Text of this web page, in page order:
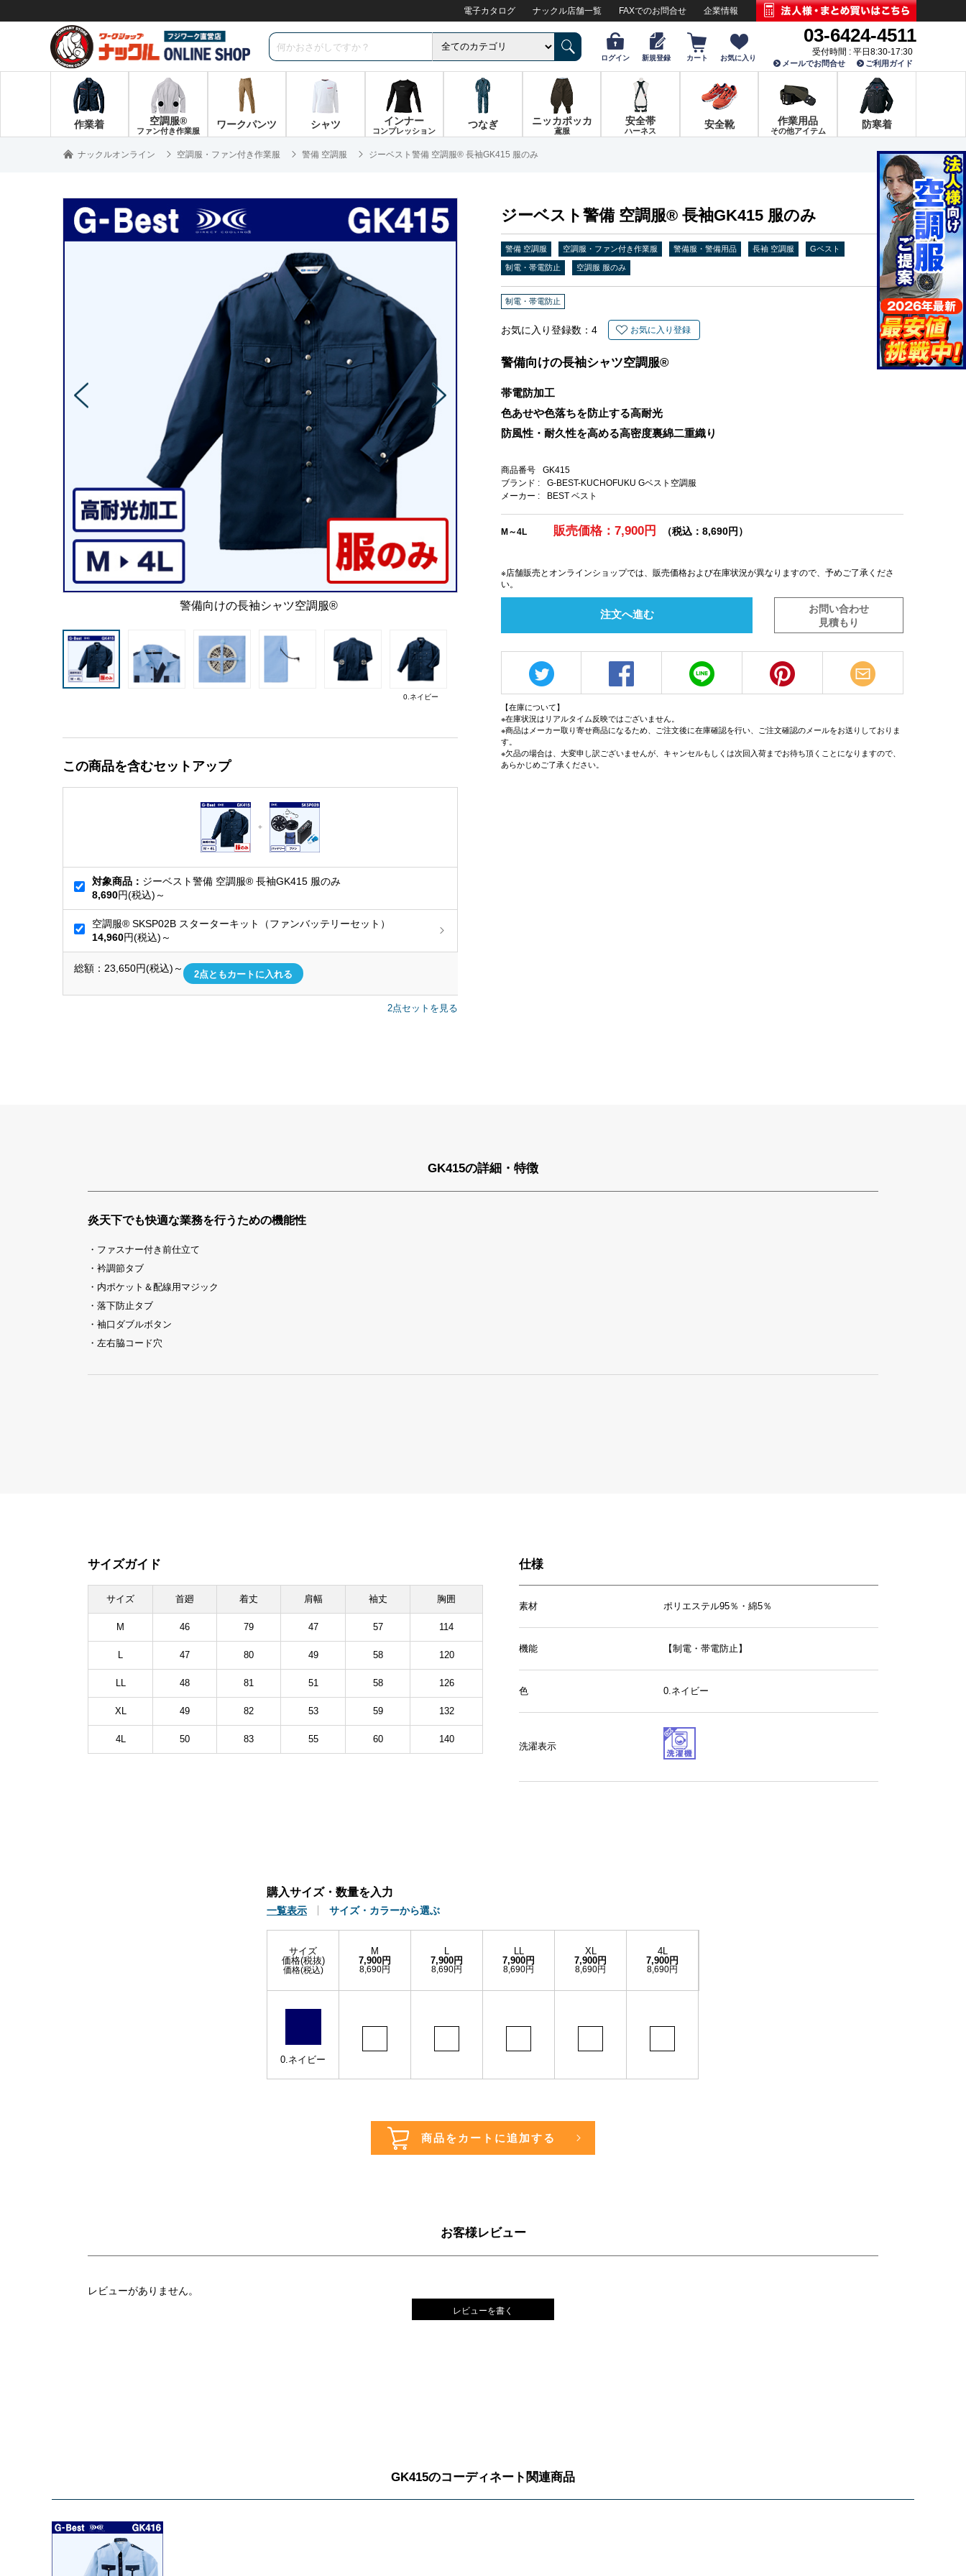
電子カタログ ナックル店舗一覧 FAXでのお問合せ 企業情報
ログイン 新規登録 カート お気に入り
03-6424-4511
受付時間 : 平日8:30-17:30
メールでお問合せ ご利用ガイド
作業着 空調服®
ファン付き作業服
ワークパンツ シャツ インナー
コンプレッション
つなぎ ニッカポッカ
鳶服
安全帯
ハーネス
安全靴 作業用品
その他アイテム
防寒着
ナックルオンライン 空調服・ファン付き作業服 警備 空調服 ジーベスト警備 空調服® 長袖GK415 服のみ
警備向けの長袖シャツ空調服®
0.ネイビー
この商品を含むセットアップ
対象商品： ジーベスト警備 空調服® 長袖GK415 服のみ
8,690円(税込)～
空調服® SKSP02B スターターキット（ファンバッテリーセット）
14,960円(税込)～
総額： 23,650円(税込)～
2点ともカートに入れる
2点セットを見る
ジーベスト警備 空調服® 長袖GK415 服のみ
警備 空調服 空調服・ファン付き作業服 警備服・警備用品 長袖 空調服 Gベスト
制電・帯電防止 空調服 服のみ
制電・帯電防止
お気に入り登録数： 4 お気に入り登録
警備向けの長袖シャツ空調服®
帯電防加工
色あせや色落ちを防止する高耐光
防風性・耐久性を高める高密度裏綿二重織り
商品番号
GK415
ブランド :
G-BEST-KUCHOFUKU Gベスト空調服
メーカー :
BEST ベスト
M～4L 販売価格：7,900円 （税込：8,690円）
※店舗販売とオンラインショップでは、販売価格および在庫状況が異なりますので、予めご了承くださ
い。
注文へ進む
お問い合わせ
見積もり
【在庫について】
※在庫状況はリアルタイム反映ではございません。
※商品はメーカー取り寄せ商品になるため、ご注文後に在庫確認を行い、ご注文確認のメールをお送りしておりま
す。
※欠品の場合は、大変申し訳ございませんが、キャンセルもしくは次回入荷までお待ち頂くことになりますので、
あらかじめご了承ください。
GK415の詳細・特徴
炎天下でも快適な業務を行うための機能性
・ファスナー付き前仕立て
・衿調節タブ
・内ポケット＆配線用マジック
・落下防止タブ
・袖口ダブルボタン
・左右脇コード穴
サイズガイド
サイズ 首廻 着丈 肩幅 袖丈 胸囲
M 46 79 47 57 114
L 47 80 49 58 120
LL 48 81 51 58 126
XL 49 82 53 59 132
4L 50 83 55 60 140
仕様
素材 ポリエステル95％・綿5％
機能 【制電・帯電防止】
色 0.ネイビー
洗濯表示
購入サイズ・数量を入力
一覧表示 サイズ・カラーから選ぶ
サイズ
価格(税抜)
価格(税込)
M
7,900円
8,690円
L
7,900円
8,690円
LL
7,900円
8,690円
XL
7,900円
8,690円
4L
7,900円
8,690円
0.ネイビー
お客様レビュー
レビューがありません。
レビューを書く
GK415のコーディネート関連商品